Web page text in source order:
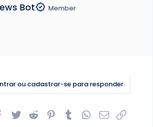
Bot Member
ou cadastrar-se para responder.
FacebookTwitterReddit PinterestTumblrWhatsApp
E-mail